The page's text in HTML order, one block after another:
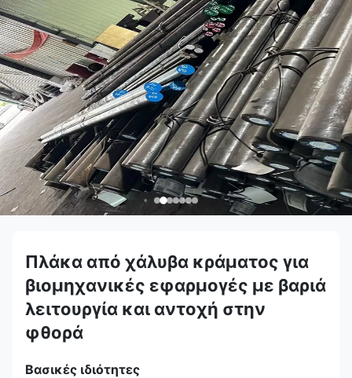
Πλάκα από χάλυβα κράματος για
βιομηχανικές εφαρμογές με βαριά
λειτουργία και αντοχή στην
φθορά
Βασικές ιδιότητες